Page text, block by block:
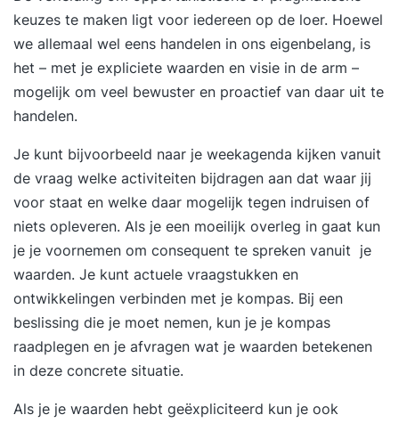
keuzes te maken ligt voor iedereen op de loer. Hoewel
we allemaal wel eens handelen in ons eigenbelang, is
het – met je expliciete waarden en visie in de arm –
mogelijk om veel bewuster en proactief van daar uit te
handelen.
Je kunt bijvoorbeeld naar je weekagenda kijken vanuit
de vraag welke activiteiten bijdragen aan dat waar jij
voor staat en welke daar mogelijk tegen indruisen of
niets opleveren. Als je een moeilijk overleg in gaat kun
je je voornemen om consequent te spreken vanuit je
waarden. Je kunt actuele vraagstukken en
ontwikkelingen verbinden met je kompas. Bij een
beslissing die je moet nemen, kun je je kompas
raadplegen en je afvragen wat je waarden betekenen
in deze concrete situatie.
Als je je waarden hebt geëxpliciteerd kun je ook